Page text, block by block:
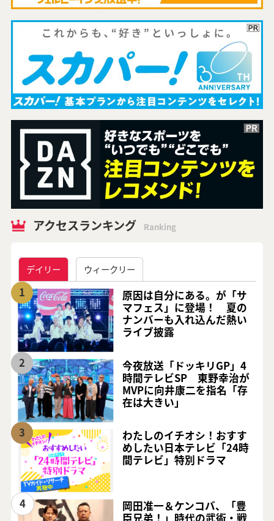
アクセスランキング Ranking
デイリー ウィークリー
1
原因は自分にある。が「サ
マフェス」に登場！ 夏の
ナンバーも入れ込んだ熱い
ライブ披露
2
今夜放送「ドッキリGP」4
時間テレビSP 東野幸治が
MVPに向井康二を指名「存
在は大きい」
3
わたしのイチオシ！おすす
めしたい日本テレビ「24時
間テレビ」特別ドラマ
4
岡田准一＆ケンコバ、「豊
臣兄弟！」時代の武術・戦